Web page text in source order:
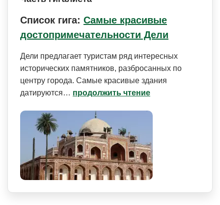
Список гига: Самые красивые
достопримечательности Дели
Дели предлагает туристам ряд интересных
исторических памятников, разбросанных по
центру города. Самые красивые здания
датируются… продолжить чтение